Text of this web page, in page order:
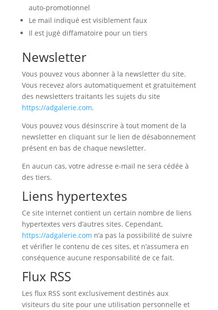
auto-promotionnel
Le mail indiqué est visiblement faux
Il est jugé diffamatoire pour un tiers
Newsletter
Vous pouvez vous abonner à la newsletter du site.
Vous recevez alors automatiquement et gratuitement
des newsletters traitants les sujets du site
https://adgalerie.com.
Vous pouvez vous désinscrire à tout moment de la
newsletter en cliquant sur le lien de désabonnement
présent en bas de chaque newsletter.
En aucun cas, votre adresse e-mail ne sera cédée à
des tiers.
Liens hypertextes
Ce site internet contient un certain nombre de liens
hypertextes vers d’autres sites. Cependant,
https://adgalerie.com n’a pas la possibilité de suivre
et vérifier le contenu de ces sites, et n’assumera en
conséquence aucune responsabilité de ce fait.
Flux RSS
Les flux RSS sont exclusivement destinés aux
visiteurs du site pour une utilisation personnelle et